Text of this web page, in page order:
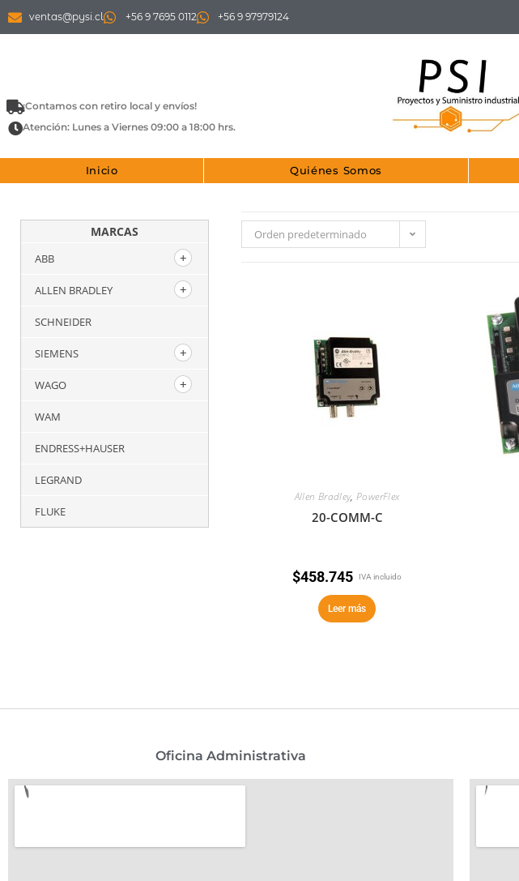
ventas@pysi.cl +56 9 7695 0112 +56 9 97979124
¡Contamos con retiro local y envíos!
Atención: Lunes a Viernes 09:00 a 18:00 hrs.
Inicio Quiénes Somos
MARCAS
ABB
ALLEN BRADLEY
SCHNEIDER
SIEMENS
WAGO
WAM
ENDRESS+HAUSER
LEGRAND
FLUKE
Orden predeterminado
Allen Bradley,PowerFlex
20-COMM-C
$458.745 IVA incluido
Leer más
Oficina Administrativa